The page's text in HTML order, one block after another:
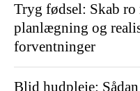
Tryg fødsel: Skab ro
planlægning og
forventninger
Blid hudpleje: